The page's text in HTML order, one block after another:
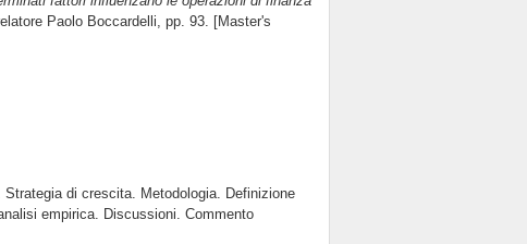
Paolo Boccardelli, pp. 93. [Master's
di crescita. Metodologia. Definizione
empirica. Discussioni. Commento